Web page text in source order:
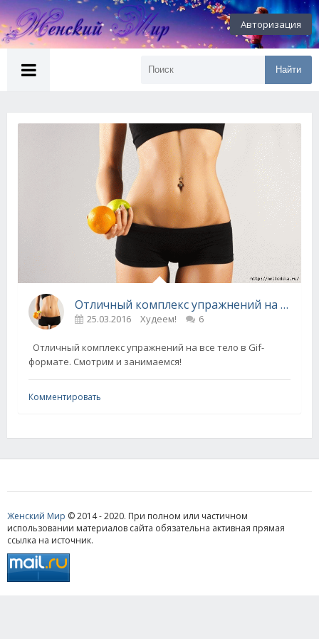
Авторизация
Найти
Отличный комплекс упражнений на все тело в Gif-формате.
25.03.2016 Худеем! 6
Отличный комплекс упражнений на все тело в Gif-
формате. Смотрим и занимаемся!
Комментировать
Женский Мир © 2014 - 2020. При полном или частичном
использовании материалов сайта обязательна активная прямая
ссылка на источник.